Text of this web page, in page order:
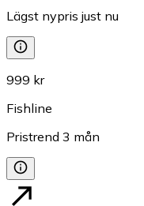
Lägst nypris just nu
999 kr
Fishline
Pristrend 3 mån